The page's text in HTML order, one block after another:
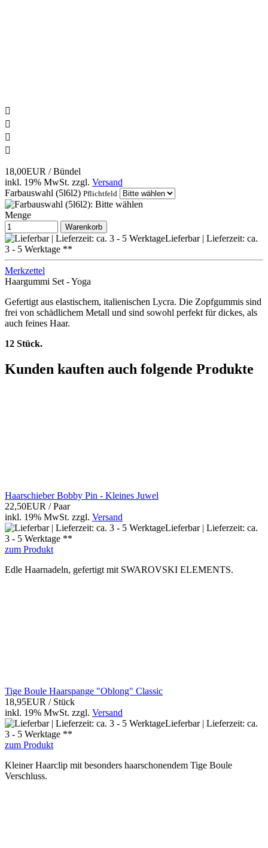




18,00EUR / Bündel
inkl. 19% MwSt. zzgl. Versand
Farbauswahl (5l6l2) Pflichtfeld
Menge
Warenkorb
Lieferbar | Lieferzeit: ca.
3 - 5 Werktage **
Merkzettel
Haargummi Set - Yoga
Gefertigt aus elastischem, italienischen Lycra. Die Zopfgummis sind
frei von schädlichem Metall und sind sowohl perfekt für dickes, als
auch feines Haar.
12 Stück.
Kunden kauften auch folgende Produkte
Haarschieber Bobby Pin - Kleines Juwel
22,50EUR / Paar
inkl. 19% MwSt. zzgl. Versand
Lieferbar | Lieferzeit: ca.
3 - 5 Werktage **
zum Produkt
Edle Haarnadeln, gefertigt mit SWAROVSKI ELEMENTS.
Tige Boule Haarspange "Oblong" Classic
18,95EUR / Stück
inkl. 19% MwSt. zzgl. Versand
Lieferbar | Lieferzeit: ca.
3 - 5 Werktage **
zum Produkt
Kleiner Haarclip mit besonders haarschonendem Tige Boule
Verschluss.